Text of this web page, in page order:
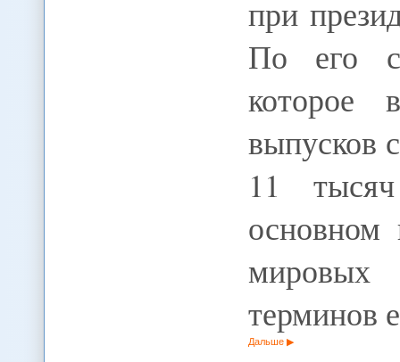
при
По его
которое
выпусков
11
основном
мировых
терминов
Дальше